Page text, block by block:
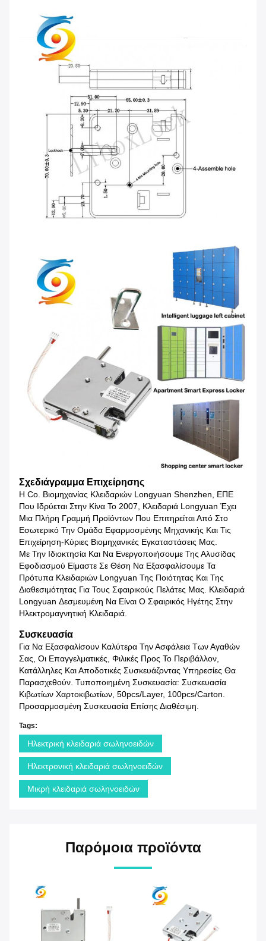
Σχεδιάγραμμα Επιχείρησης
Η Co. Βιομηχανίας Κλειδαριών Longyuan Shenzhen, ΕΠΕ
Που Ιδρύεται Στην Κίνα Το 2007, Κλειδαριά Longyuan Έχει
Μια Πλήρη Γραμμή Προϊόντων Που Επιτηρείται Από Στο
Εσωτερικό Την Ομάδα Εφαρμοσμένης Μηχανικής Και Τις
Επιχείρηση-Κύριες Βιομηχανικές Εγκαταστάσεις Μας.
Με Την Ιδιοκτησία Και Να Ενεργοποιήσουμε Της Αλυσίδας
Εφοδιασμού Είμαστε Σε Θέση Να Εξασφαλίσουμε Τα
Πρότυπα Κλειδαριών Longyuan Της Ποιότητας Και Της
Διαθεσιμότητας Για Τους Σφαιρικούς Πελάτες Μας. Κλειδαριά
Longyuan Δεσμευμένη Να Είναι Ο Σφαιρικός Ηγέτης Στην
Ηλεκτρομαγνητική Κλειδαριά.
Συσκευασία
Για Να Εξασφαλίσουν Καλύτερα Την Ασφάλεια Των Αγαθών
Σας, Οι Επαγγελματικές, Φιλικές Προς Το Περιβάλλον,
Κατάλληλες Και Αποδοτικές Συσκευάζοντας Υπηρεσίες Θα
Παρασχεθούν. Τυποποιημένη Συσκευασία: Συσκευασία
Κιβωτίων Χαρτοκιβωτίων, 50pcs/layer, 100pcs/carton.
Προσαρμοσμένη Συσκευασία Επίσης Διαθέσιμη.
Tags:
Ηλεκτρική κλειδαριά σωληνοειδών
Ηλεκτρονική κλειδαριά σωληνοειδών
Μικρή κλειδαριά σωληνοειδών
Παρόμοια προϊόντα